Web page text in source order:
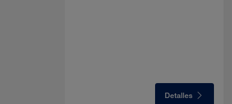
Detalles